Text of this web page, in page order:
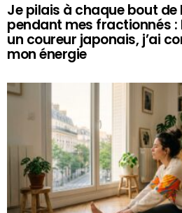
Je pilais à chaque bout de
pendant mes fractionnés :
un coureur japonais, j’ai
mon énergie